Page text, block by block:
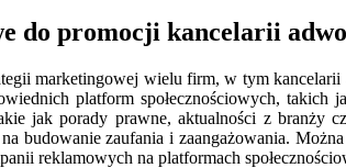
do promocji kancelarii
marketingowej wielu firm, w tym
platform społecznościowych,
jak porady prawne, aktualności z branży
budowanie zaufania i zaangażowania.
reklamowych na platformach